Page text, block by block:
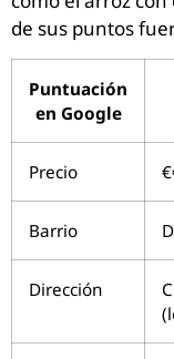
de sus puntos
Puntuación
en Google
Precio
Barrio
Dirección